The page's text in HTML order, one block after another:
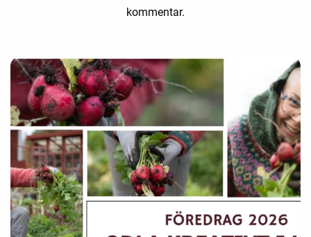
kommentar.